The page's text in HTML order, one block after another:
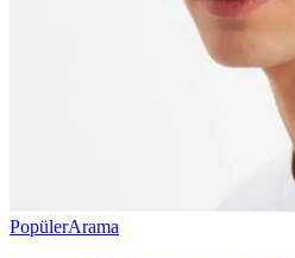
PopülerArama